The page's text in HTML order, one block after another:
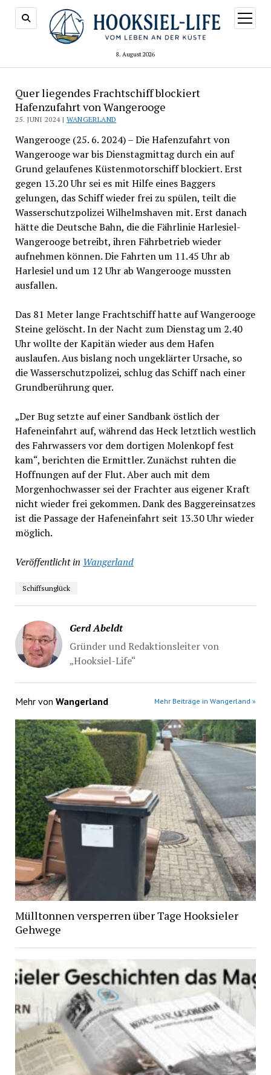
8. August 2026
Menü
öffnen
Quer liegendes Frachtschiff blockiert
Hafenzufahrt von Wangerooge
25. JUNI 2024 | WANGERLAND
Wangerooge (25. 6. 2024) – Die Hafenzufahrt von
Wangerooge war bis Dienstagmittag durch ein auf
Grund gelaufenes Küstenmotorschiff blockiert. Erst
gegen 13.20 Uhr sei es mit Hilfe eines Baggers
gelungen, das Schiff wieder frei zu spülen, teilt die
Wasserschutzpolizei Wilhelmshaven mit. Erst danach
hätte die Deutsche Bahn, die die Fährlinie Harlesiel-
Wangerooge betreibt, ihren Fährbetrieb wieder
aufnehmen können. Die Fahrten um 11.45 Uhr ab
Harlesiel und um 12 Uhr ab Wangerooge mussten
ausfallen.
Das 81 Meter lange Frachtschiff hatte auf Wangerooge
Steine gelöscht. In der Nacht zum Dienstag um 2.40
Uhr wollte der Kapitän wieder aus dem Hafen
auslaufen. Aus bislang noch ungeklärter Ursache, so
die Wasserschutzpolizei, schlug das Schiff nach einer
Grundberührung quer.
„Der Bug setzte auf einer Sandbank östlich der
Hafeneinfahrt auf, während das Heck letztlich westlich
des Fahrwassers vor dem dortigen Molenkopf fest
kam“, berichten die Ermittler. Zunächst ruhten die
Hoffnungen auf der Flut. Aber auch mit dem
Morgenhochwasser sei der Frachter aus eigener Kraft
nicht wieder frei gekommen. Dank des Baggereinsatzes
ist die Passage der Hafeneinfahrt seit 13.30 Uhr wieder
möglich.
Veröffentlicht in Wangerland
Schiffsunglück
Gerd Abeldt
Gründer und Redaktionsleiter von
„Hooksiel-Life“
Mehr von Wangerland Mehr Beiträge in Wangerland »
Mülltonnen versperren über Tage Hooksieler
Gehwege